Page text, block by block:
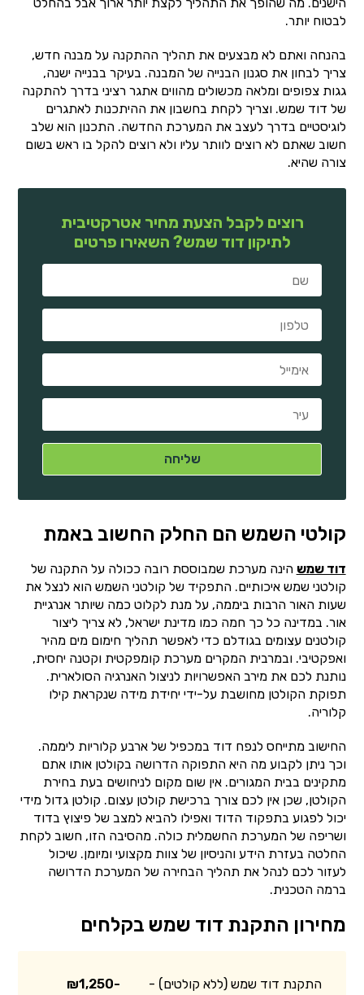
לבטוח יותר.
בהנחה ואתם לא מבצעים את תהליך ההתקנה על מבנה חדש,
צריך לבחון את סגנון הבנייה של המבנה. בעיקר בבנייה ישנה,
גגות צפופים ומלאה מכשולים מהווים אתגר רציני בדרך להתקנה
של דוד שמש. וצריך לקחת בחשבון את ההיתכנות לאתגרים
לוגיסטיים בדרך לעצב את המערכת החדשה. התכנון הוא שלב
חשוב שאתם לא רוצים לוותר עליו ולא רוצים להקל בו ראש בשום
צורה שהיא.
רוצים לקבל הצעת מחיר אטרקטיבית
לתיקון דוד שמש? השאירו פרטים
קולטי השמש הם החלק החשוב באמת
דוד שמש הינה מערכת שמבוססת רובה ככולה על התקנה של
קולטני שמש איכותיים. התפקיד של קולטני השמש הוא לנצל את
שעות האור הרבות ביממה, על מנת לקלוט כמה שיותר אנרגיית
אור. במדינה כל כך חמה כמו מדינת ישראל, לא צריך ליצור
קולטנים עצומים בגודלם כדי לאפשר תהליך חימום מים מהיר
ואפקטיבי. ובמרבית המקרים מערכת קומפקטית וקטנה יחסית,
נותנת לכם את מירב האפשרויות לניצול האנרגיה הסולארית.
תפוקת הקולטן מחושבת על-ידי יחידת מידה שנקראת קילו
קלוריה.
החישוב מתייחס לנפח דוד במכפיל של ארבע קלוריות ליממה.
וכך ניתן לקבוע מה היא התפוקה הדרושה בקולטן אותו אתם
מתקינים בבית המגורים. אין שום מקום לניחושים בעת בחירת
הקולטן, שכן אין לכם צורך ברכישת קולטן עצום. קולטן גדול מידי
יכול לפגוע בתפקוד הדוד ואפילו להביא למצב של פיצוץ בדוד
ושריפה של המערכת החשמלית כולה. מהסיבה הזו, חשוב לקחת
החלטה בעזרת הידע והניסיון של צוות מקצועי ומיומן. שיכול
לעזור לכם לנהל את תהליך הבחירה של המערכת הדרושה
ברמה הטכנית.
מחירון התקנת דוד שמש בקלחים
התקנת דוד שמש (ללא קולטים) -
₪1,250-